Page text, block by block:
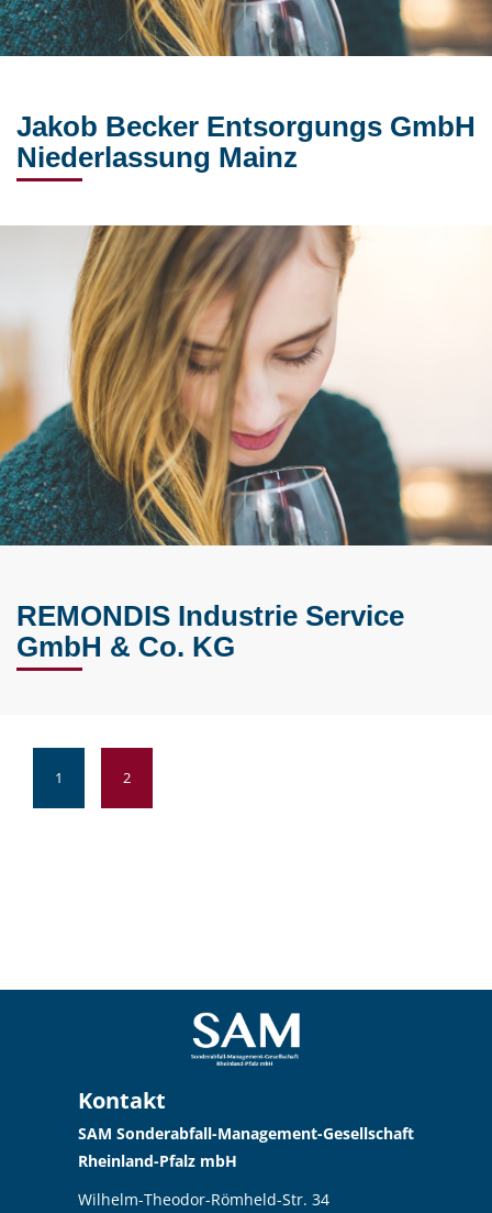
Jakob Becker Entsorgungs GmbH
Niederlassung Mainz
REMONDIS Industrie Service
GmbH & Co. KG
1 2
Kontakt
SAM Sonderabfall-Management-Gesellschaft
Rheinland-Pfalz mbH
Wilhelm-Theodor-Römheld-Str. 34